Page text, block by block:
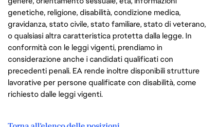
genetiche, religione, disabilità, condizione medica,
gravidanza, stato civile, stato familiare, stato di veterano,
o qualsiasi altra caratteristica protetta dalla legge. In
conformità con le leggi vigenti, prendiamo in
considerazione anche i candidati qualificati con
precedenti penali. EA rende inoltre disponibili strutture
lavorative per persone qualificate con disabilità, come
richiesto dalle leggi vigenti.